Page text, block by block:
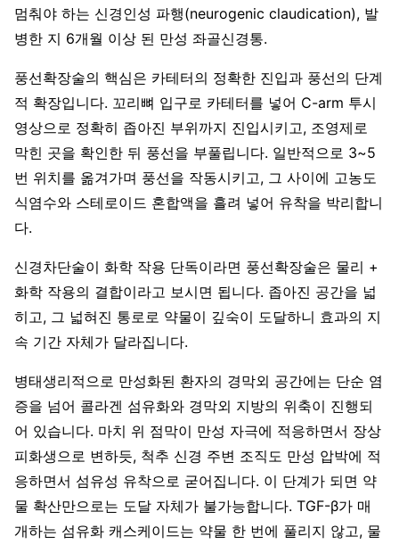
멈춰야 하는 신경인성 파행(neurogenic claudication), 발
병한 지 6개월 이상 된 만성 좌골신경통.
풍선확장술의 핵심은 카테터의 정확한 진입과 풍선의 단계
적 확장입니다. 꼬리뼈 입구로 카테터를 넣어 C-arm 투시
영상으로 정확히 좁아진 부위까지 진입시키고, 조영제로
막힌 곳을 확인한 뒤 풍선을 부풀립니다. 일반적으로 3~5
번 위치를 옮겨가며 풍선을 작동시키고, 그 사이에 고농도
식염수와 스테로이드 혼합액을 흘려 넣어 유착을 박리합니
다.
신경차단술이 화학 작용 단독이라면 풍선확장술은 물리 +
화학 작용의 결합이라고 보시면 됩니다. 좁아진 공간을 넓
히고, 그 넓혀진 통로로 약물이 깊숙이 도달하니 효과의 지
속 기간 자체가 달라집니다.
병태생리적으로 만성화된 환자의 경막외 공간에는 단순 염
증을 넘어 콜라겐 섬유화와 경막외 지방의 위축이 진행되
어 있습니다. 마치 위 점막이 만성 자극에 적응하면서 장상
피화생으로 변하듯, 척추 신경 주변 조직도 만성 압박에 적
응하면서 섬유성 유착으로 굳어집니다. 이 단계가 되면 약
물 확산만으로는 도달 자체가 불가능합니다. TGF-β가 매
개하는 섬유화 캐스케이드는 약물 한 번에 풀리지 않고, 물